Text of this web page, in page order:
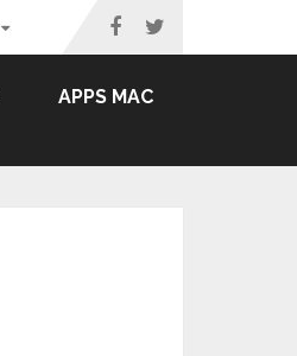
APPS MAC